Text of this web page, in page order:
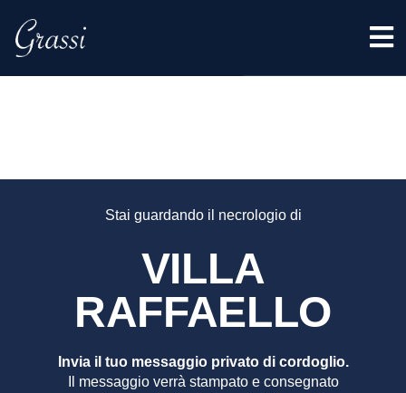
Stai guardando il necrologio di
VILLA
RAFFAELLO
Invia il tuo messaggio privato di cordoglio.
Il messaggio verrà stampato e consegnato